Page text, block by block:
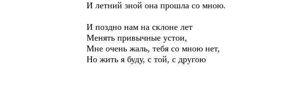
И летний зной она прошла со мною.
И поздно нам на склоне лет
Менять привычные устои,
Мне очень жаль, тебя со мною нет,
Но жить я буду, с той, с другою